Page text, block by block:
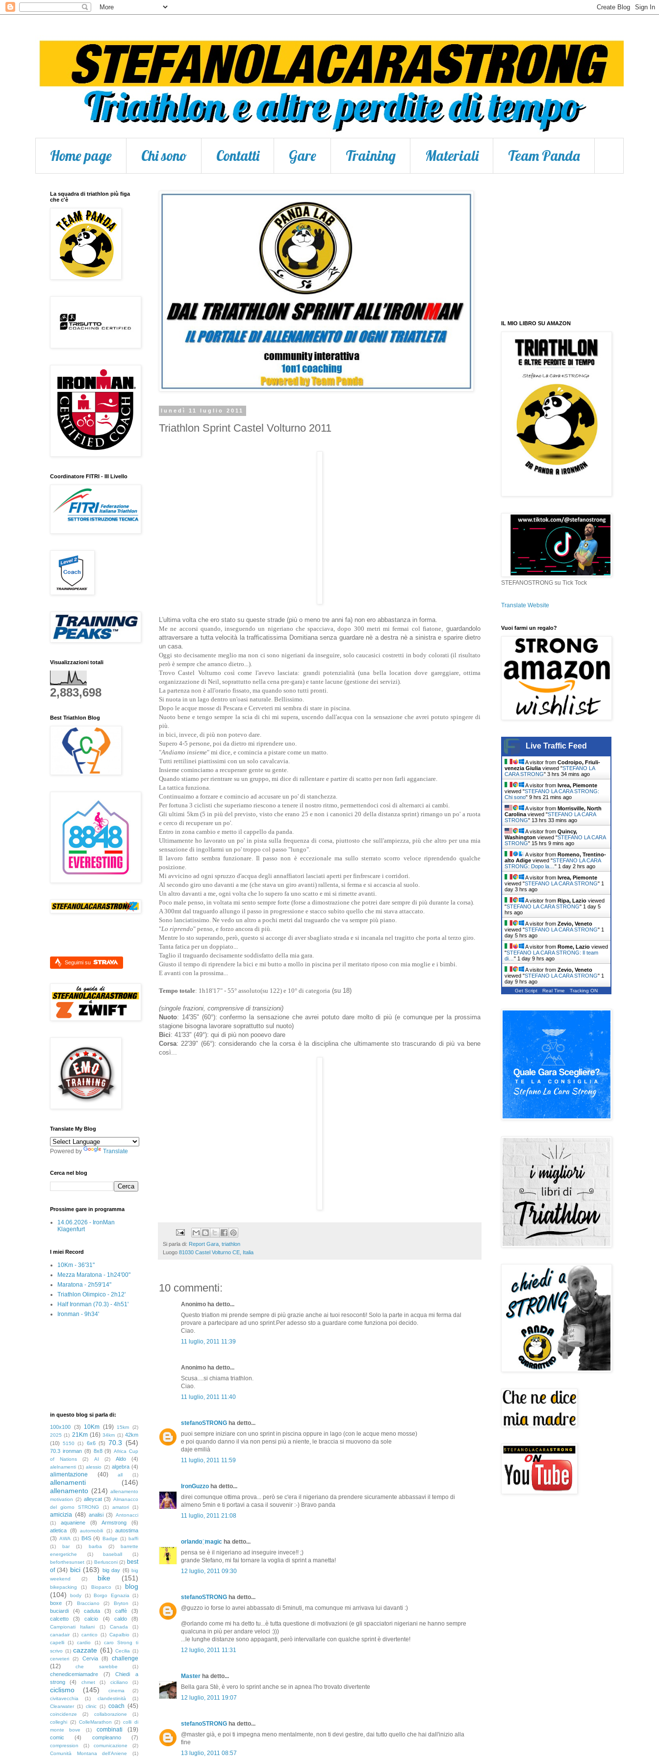
Home page Chi sono Contatti Gare Training Materiali Team Panda
lunedì 11 luglio 2011
Triathlon Sprint Castel Volturno 2011
L'ultima volta che ero stato su queste strade (più o meno tre anni fa) non ero abbastanza in forma.
Me ne accorsi quando, inseguendo un nigeriano che spacciava, dopo 300 metri mi fermai col fiatone, guardandolo
attraversare a tutta velocità la trafficatissima Domitiana senza guardare nè a destra nè a sinistra e sparire dietro
un casa.
Oggi sto decisamente meglio ma non ci sono nigeriani da inseguire, solo caucasici costretti in body colorati (il risultato
però è sempre che arranco dietro...).
Trovo Castel Volturno così come l'avevo lasciata: grandi potenzialità (una bella location dove gareggiare, ottima
organizzazione di Neil, soprattutto nella cena pre-gara) e tante lacune (gestione dei servizi).
La partenza non è all'orario fissato, ma quando sono tutti pronti.
Si nuota in un lago dentro un'oasi naturale. Bellissimo.
Dopo le acque mosse di Pescara e Cerveteri mi sembra di stare in piscina.
Nuoto bene e tengo sempre la scia di chi mi supera, uscendo dall'acqua con la sensazione che avrei potuto spingere di
più.
in bici, invece, di più non potevo dare.
Supero 4-5 persone, poi da dietro mi riprendere uno.
"Andiamo insieme" mi dice, e comincia a pistare come un matto.
Tutti rettilinei piattissimi con un solo cavalcavia.
Insieme cominciamo a recuperare gente su gente.
Quando stiamo per rientrare su un gruppo, mi dice di rallentare e partire di scatto per non farli agganciare.
La tattica funziona.
Continuaimo a forzare e comincio ad accusare un po' di stanchezza.
Per fortuna 3 ciclisti che superiamo riescono a tenere il nostro ritmo, permettendoci così di alternarci ai cambi.
Gli ultimi 5km (5 in più del previsto, visto che erano 25 e non i canonici 20 della distanza sprint) rimango un po' a ruota
e cerco di recuperare un po'.
Entro in zona cambio e metto il cappello da panda.
Ultimamente ho lavorato un po' in pista sulla frequenza di corsa, piuttosto che sull'ampiezza, più che altro per una mia
sensazione di ingolfarmi un po' troppo col passo "lungo".
Il lavoro fatto sembra funzionare. Il passo non è eccezionale ma sullo sterrato scorro veloce riprendendo qualche
posizione.
Mi avvicino ad ogni spruzzo d'acqua degli annaffiatori lasciati aperti per finfrescare i corridori.
Al secondo giro uno davanti a me (che stava un giro avanti) rallenta, si ferma e si accascia al suolo.
Un altro davanti a me, ogni volta che lo supero fa uno scatto e mi si rimette avanti.
Poco male penso, in voltata mi sento sempre forte (forse a dimostrazione che potrei dare sempre di più durante la corsa).
A 300mt dal traguardo allungo il passo in progressione e stacco subito quello che mi stava attaccato.
Sono lanciatissimo. Ne vedo un altro a pochi metri dal traguardo che va sempre più piano.
"Lo riprendo" penso, e forzo ancora di più.
Mentre lo sto superando, però, questo si accorge di aver sbagliato strada e si incanala nel tragitto che porta al terzo giro.
Tanta fatica per un doppiato...
Taglio il traguardo decisamente soddisfatto della mia gara.
Giusto il tempo di riprendere la bici e mi butto a mollo in piscina per il meritato riposo con mia moglie e i bimbi.
E avanti con la prossima...
Tempo totale: 1h18'17" - 55° assoluto(su 122) e 10° di categoria (su 18)
(singole frazioni, comprensive di transizioni)
Nuoto: 14'35" (60°): confermo la sensazione che avrei potuto dare molto di più (e comunque per la prossima
stagione bisogna lavorare soprattutto sul nuoto)
Bici: 41'33" (49°): qui di più non pooevo dare
Corsa: 22'39" (66°): considerando che la corsa è la disciplina che ultimamente sto trascurando di più va bene
così...
Si parla di: Report Gara triathlon
Luogo 81030 Castel Volturno CE, Italia
10 commenti:
Anonimo ha detto...
Questo triatlon mi prende sempre di più grazie anche ai tuoi resoconti! Solo la parte in acqua mi ferma dal
provare a partecipare ad uno sprint.Per adesso sto a guardare come funziona poi decido.
Ciao.
11 luglio, 2011 11:39
Anonimo ha detto...
Scusa....si chiama triathlon.
Ciao.
11 luglio, 2011 11:40
stefanoSTRONG ha detto...
puoi sempre iniziare con uno sprint in piscina oppure in lago (con le acque meno mosse)
e poi quando danno il via non pensi più a niente, le braccia si muovono da sole
daje emilià
11 luglio, 2011 11:59
IronGuzzo ha detto...
direi comunque ottima prova... però se c'era il nigeriano da prendere sicuramente abbassavi il tempo di
almeno 5min e ti portavi a casa il souvenir :-) Bravo panda
11 luglio, 2011 21:08
orlando ҉ magic ha detto...
pensa se è il nigeriano ad inseguire invece!! ;)
grande Stefano, mi fai tornare la voglia di sprint a manetta!
12 luglio, 2011 09:30
stefanoSTRONG ha detto...
@guzzo io forse lo avrei abbassato di 5minuti, ma comunque mi arrivava lui davanti :)
@orlando come mi ha detto tu...è tutta questione di motivazioni (e gli spacciatori nigeriani ne hanno sempre
qualcuna in più per andare veloci :)))
...le lunghe distanze sono appaganti, però intervallarle con qualche sprint è divertente!
12 luglio, 2011 11:31
Master ha detto...
Bella gara Stè, è vero lo sprint anche se in apnea l'ho trovato divertente
12 luglio, 2011 19:07
stefanoSTRONG ha detto...
@master già, e poi ti impegna meno mentalmente, non ti devi gestire, dai tutto quello che hai dall'inizio alla
fine
13 luglio, 2011 08:57
La squadra di triathlon più figa
che c'è
Coordinatore FITRI - III Livello
Visualizzazioni totali
2,883,698
Best Triathlon Blog
Seguimi su
Translate My Blog
Powered by Translate
Cerca nel blog
Prossime gare in programma
14.06.2026 - IronMan
Klagenfurt
I miei Record
10Km - 36'31"
Mezza Maratona - 1h24'00"
Maratona - 2h59'14"
Triathlon Olimpico - 2h12'
Half Ironman (70.3) - 4h51'
Ironman - 9h34'
in questo blog si parla di:
100x100 (3) 10Km (19) 15km
(2)
2025 (1) 21Km (16) 34km (1) 42km
(10)
5150 (1) 6x6 (5) 70.3 (54)
70.3 ironman (8) 8x8 (9) Africa Cup
of Nations
(2) AI (2) Aldo (4)
alelnamenti (1) alessio (2) algebra (4)
alimentazione (40) all (1)
allenamenti
(146)
allenamento (214) allenamento
motivation (2) alleycat (3) Almanacco
del giorno STRONG
(1) amatori (1)
amicizia (48) analisi (3)
Antonacci
(1)
aquaniene (8) Armstrong
(6)
atletica (8) automobili (1) autostima
(3) AWA (1) B4S (4) Badge (1) baffi
(1)
bar (1) barba (2)
barrette
energetiche
(1) baseball
(1)
beforthesunset (1) Berlusconi (2) best
of (34) bici (163) big day (6) big
weekend
(2) bike (151)
bikepacking (1) Bioparco (1)
blog
(104)
body (1) Borgo Egnazia (1)
boxe (7) Bracciano (2) Bryton (1)
buciardi (4) caduta (3) caffè
(3)
calcetto
(3) calcio (4) caldo (8)
Campionati Italiani (1) Canada
(1)
canadair (1) cantico (1) Capalbio
(1)
capelli
(1) cardio (1)
caro Strong ti
scrivo (1) cazzate (61) Cecilia (1)
cerveteri
(2) Cervia (8)
challenge
(12)
che sarebbe (1)
chenedicemiamadre (7)
Chiedi a
strong
(4) chmet (1) ciciliano (1)
ciclismo (145) cinema
(2)
civitavecchia
(1) clandestinità
(1)
Clearwater (1) clinic (1) coach (45)
coincidenze (2) collaborazione
(1)
colleghi (2) ColleMarathon (2) colli di
monte bove
(1) combinati (19)
comic (4) compleanno (7)
compression (1) comunicazione
(2)
Comunità Montana dell'Aniene
(1)
IL MIO LIBRO SU AMAZON
STEFANOSTRONG su Tick Tock
Translate Website
Vuoi farmi un regalo?
Live Traffic Feed
A visitor from Codroipo, Friuli-
venezia Giulia viewed "STEFANO LA
CARA STRONG" 3 hrs 34 mins ago
A visitor from Ivrea, Piemonte
viewed "STEFANO LA CARA STRONG:
Chi sono" 9 hrs 21 mins ago
A visitor from Morrisville, North
Carolina viewed "STEFANO LA CARA
STRONG" 13 hrs 33 mins ago
A visitor from Quincy,
Washington viewed "STEFANO LA CARA
STRONG" 15 hrs 9 mins ago
A visitor from Romeno, Trentino-
alto Adige viewed "STEFANO LA CARA
STRONG: Dopo la… " 1 day 2 hrs ago
A visitor from Ivrea, Piemonte
viewed "STEFANO LA CARA STRONG" 1
day 3 hrs ago
A visitor from Ripa, Lazio viewed
"STEFANO LA CARA STRONG" 1 day 5
hrs ago
A visitor from Zevio, Veneto
viewed "STEFANO LA CARA STRONG" 1
day 5 hrs ago
A visitor from Rome, Lazio viewed
"STEFANO LA CARA STRONG: Il team
di… " 1 day 9 hrs ago
A visitor from Zevio, Veneto
viewed "STEFANO LA CARA STRONG" 1
day 9 hrs ago
Get Script Real Time Tracking ON